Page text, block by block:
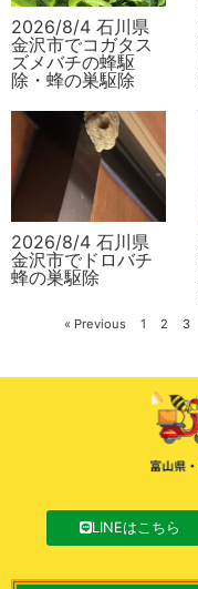
2026/8/4 石川県
金沢市でコガタス
ズメバチの蜂駆
除・蜂の巣駆除
2026/8/4 石川県
金沢市でドロバチ
蜂の巣駆除
« Previous 1 2 3
LINEはこちら